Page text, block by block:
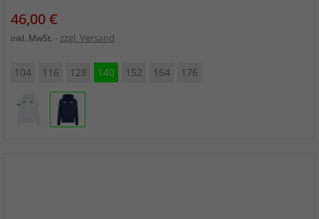
Preis
46,00 €
inkl. MwSt. zzgl. Versand
104 116 128 140 152 164 176